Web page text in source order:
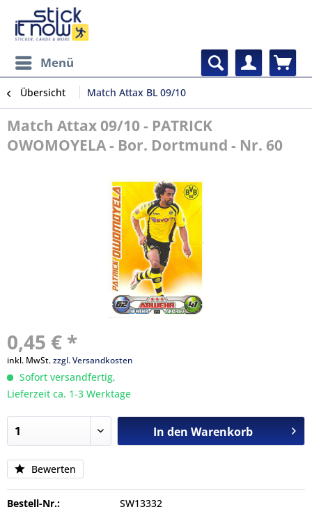
Menü
Übersicht Match Attax BL 09/10
Match Attax 09/10 - PATRICK
OWOMOYELA - Bor. Dortmund - Nr. 60
0,45 € *
inkl. MwSt.zzgl. Versandkosten
Sofort versandfertig,
Lieferzeit ca. 1-3 Werktage
In den Warenkorb
Bewerten
Bestell-Nr.: SW13332